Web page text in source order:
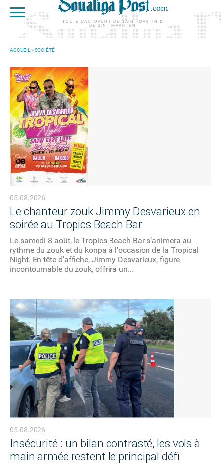
TOUTE L'ACTUALITÉ DE SAINT-MARTIN &
DE SINT MAARTEN
ACCUEIL >SOCIÉTÉ
05.08.2026
Le chanteur zouk Jimmy Desvarieux en
soirée au Tropics Beach Bar
Le samedi 8 août, le Tropics Beach Bar s’animera au
rythme du zouk et du konpa à l'occasion de la Tropical
Night. En tête d'affiche, Jimmy Desvarieux, figure
incontournable du zouk, offrira un...
05.08.2026
Insécurité : un bilan contrasté, les vols à
main armée restent le principal défi